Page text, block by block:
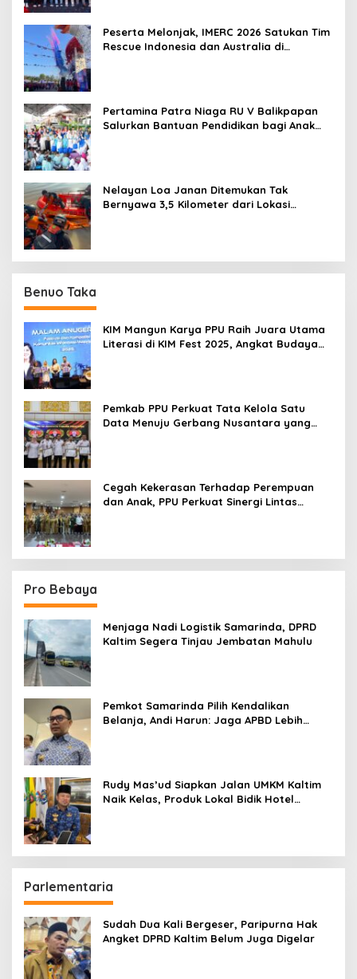
Peserta Melonjak, IMERC 2026 Satukan Tim
Rescue Indonesia dan Australia di
Pertamina Patra Niaga RU V Balikpapan
Salurkan Bantuan Pendidikan bagi Anak
Nelayan Loa Janan Ditemukan Tak
Bernyawa 3,5 Kilometer dari Lokasi
Benuo Taka
KIM Mangun Karya PPU Raih Juara Utama
Literasi di KIM Fest 2025, Angkat Budaya
Pemkab PPU Perkuat Tata Kelola Satu
Data Menuju Gerbang Nusantara yang
Cegah Kekerasan Terhadap Perempuan
dan Anak, PPU Perkuat Sinergi Lintas
Pro Bebaya
Menjaga Nadi Logistik Samarinda, DPRD
Kaltim Segera Tinjau Jembatan Mahulu
Pemkot Samarinda Pilih Kendalikan
Belanja, Andi Harun: Jaga APBD Lebih
Rudy Mas’ud Siapkan Jalan UMKM Kaltim
Naik Kelas, Produk Lokal Bidik Hotel
Parlementaria
Sudah Dua Kali Bergeser, Paripurna Hak
Angket DPRD Kaltim Belum Juga Digelar